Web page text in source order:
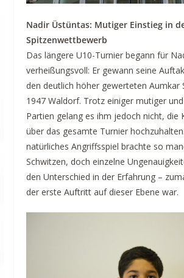
Nadir Üstüntas: Mutiger Einstieg in
Spitzenwettbewerb
Das längere U10-Turnier begann für
verheißungsvoll: Er gewann seine
den deutlich höher gewerteten Aumkar
1947 Waldorf. Trotz einiger mutiger
Partien gelang es ihm jedoch nicht, die
über das gesamte Turnier
natürliches Angriffsspiel brachte so
Schwitzen, doch einzelne
den Unterschied in der Erfahrung –
der erste Auftritt auf dieser Ebene war.